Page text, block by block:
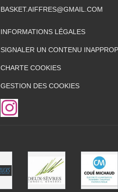
BASKET.AIFFRES@GMAIL.COM
INFORMATIONS LÉGALES
SIGNALER UN CONTENU
CHARTE COOKIES
GESTION DES COOKIES